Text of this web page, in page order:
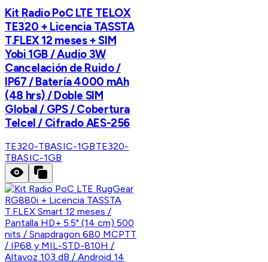
Kit Radio PoC LTE TELOX
TE320 + Licencia TASSTA
T.FLEX 12 meses + SIM
Yobi 1GB / Audio 3W
Cancelación de Ruido /
IP67 / Batería 4000 mAh
(48 hrs) / Doble SIM
Global / GPS / Cobertura
Telcel / Cifrado AES-256
TE320-TBASIC-1GBTE320-
TBASIC-1GB